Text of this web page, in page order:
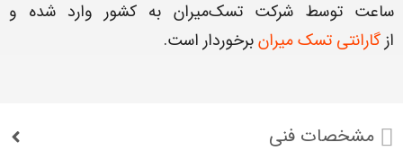
ساعت توسط شرکت تسک‌میران به کشور وارد شده و
از گارانتی تسک میرانبرخوردار است.
مشخصات فنی